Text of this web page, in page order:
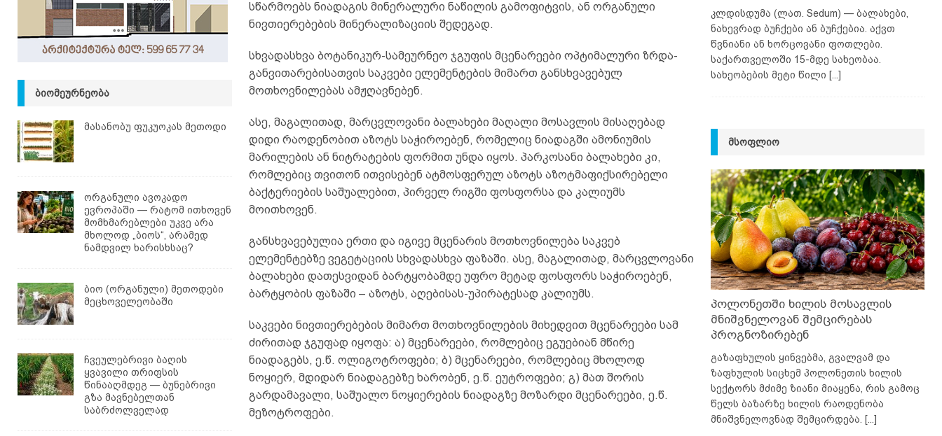
სწარმოებს ნიადაგის მინერალური ნაწილის გამოფიტვის, ან ორგანული
ნივთიერებების მინერალიზაციის შედეგად.
სხვადასხვა ბოტანიკურ-სამეურნეო ჯგუფის მცენარეები ოპტიმალური ზრდა-
განვითარებისათვის საკვები ელემენტების მიმართ განსხვავებულ
მოთხოვნილებას ამჟღავნებენ.
ასე, მაგალითად, მარცვლოვანი ბალახები მაღალი მოსავლის მისაღებად
დიდი რაოდენობით აზოტს საჭიროებენ, რომელიც ნიადაგში ამონიუმის
მარილების ან ნიტრატების ფორმით უნდა იყოს. პარკოსანი ბალახები კი,
რომლებიც თვითონ ითვისებენ ატმოსფერულ აზოტს აზოტმაფიქსირებელი
ბაქტერიების საშუალებით, პირველ რიგში ფოსფორსა და კალიუმს
მოითხოვენ.
განსხვავებულია ერთი და იგივე მცენარის მოთხოვნილება საკვებ
ელემენტებზე ვეგეტაციის სხვადასხვა ფაზაში. ასე, მაგალითად, მარცვლოვანი
ბალახები დათესვიდან ბარტყობამდე უფრო მეტად ფოსფორს საჭიროებენ,
ბარტყობის ფაზაში – აზოტს, აღებისას-უპირატესად კალიუმს.
საკვები ნივთიერებების მიმართ მოთხოვნილების მიხედვით მცენარეები სამ
ძირითად ჯგუფად იყოფა: ა) მცენარეები, რომლებიც ეგუებიან მწირე
ნიადაგებს, ე.წ. ოლიგოტროფები; ბ) მცენარეები, რომლებიც მხოლოდ
ნოყიერ, მდიდარ ნიადაგებზე ხარობენ, ე.წ. ეუტროფები; გ) მათ შორის
გარდამავალი, საშუალო ნოყიერების ნიადაგზე მოზარდი მცენარეები, ე.წ.
მეზოტროფები.
ᲑᲘᲝᲛᲔᲣᲠᲜᲔᲝᲑᲐ
მასანობუ ფუკუოკას მეთოდი
ორგანული ავოკადო
ევროპაში — რატომ ითხოვენ
მომხმარებლები უკვე არა
მხოლოდ „ბიოს“, არამედ
ნამდვილ ხარისხსაც?
ბიო (ორგანული) მეთოდები
მეცხოველეობაში
ჩვეულებრივი ბაღის
ყვავილი თრიფსის
წინააღმდეგ — ბუნებრივი
გზა მავნებელთან
საბრძოლველად
კლდისდუმა (ლათ. Sedum) — ბალახები,
ნახევრად ბუჩქები ან ბუჩქებია. აქვთ
წვნიანი ან ხორცოვანი ფოთლები.
საქართველოში 15-მდე სახეობაა.
სახეობების მეტი წილი [...]
ᲛᲡᲝᲤᲚᲘᲝ
პოლონეთში ხილის მოსავლის
მნიშვნელოვან შემცირებას
პროგნოზირებენ
გაზაფხულის ყინვებმა, გვალვამ და
ზაფხულის სიცხემ პოლონეთის ხილის
სექტორს მძიმე ზიანი მიაყენა, რის გამოც
წელს ბაზარზე ხილის რაოდენობა
მნიშვნელოვნად შემცირდება. [...]